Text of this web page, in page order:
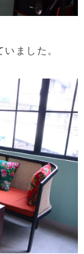
ました。